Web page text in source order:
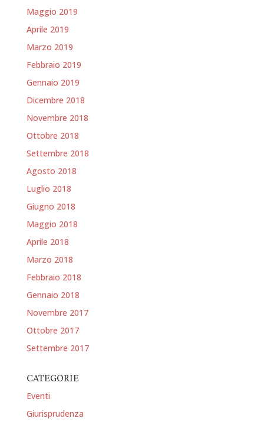
Maggio 2019
Aprile 2019
Marzo 2019
Febbraio 2019
Gennaio 2019
Dicembre 2018
Novembre 2018
Ottobre 2018
Settembre 2018
Agosto 2018
Luglio 2018
Giugno 2018
Maggio 2018
Aprile 2018
Marzo 2018
Febbraio 2018
Gennaio 2018
Novembre 2017
Ottobre 2017
Settembre 2017
CATEGORIE
Eventi
Giurisprudenza